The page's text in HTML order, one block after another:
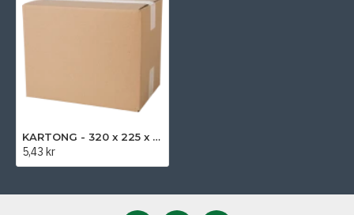
KARTONG - 320 x 225 x 95 mm
5,43 kr